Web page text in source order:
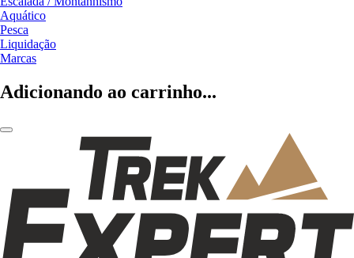
Aquático
Pesca
Liquidação
Marcas
Adicionando ao carrinho...